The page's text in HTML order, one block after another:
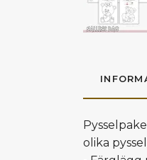
olika